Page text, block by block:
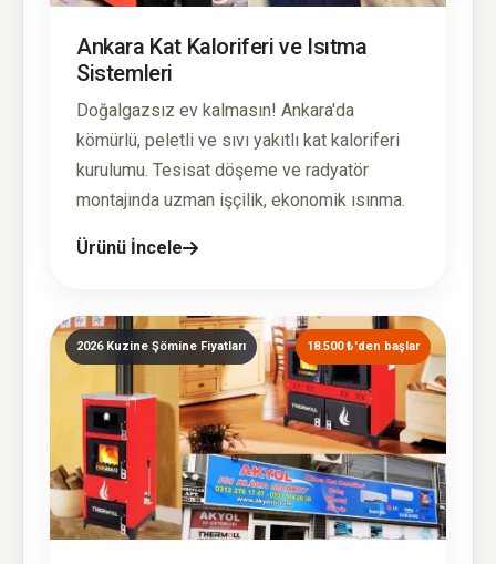
Ankara Kat Kaloriferi ve Isıtma
Sistemleri
Doğalgazsız ev kalmasın! Ankara'da
kömürlü, peletli ve sıvı yakıtlı kat kaloriferi
kurulumu. Tesisat döşeme ve radyatör
montajında uzman işçilik, ekonomik ısınma.
Ürünü İncele
2026 Kuzine Şömine Fiyatları 18.500 ₺'den başlar